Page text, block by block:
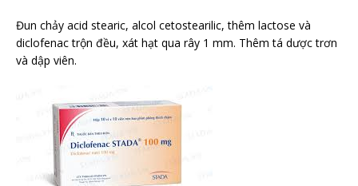
Đun chảy acid stearic, alcol cetostearilic, thêm lactose và
diclofenac trộn đều, xát hạt qua rây 1 mm. Thêm tá dược trơn
và dập viên.